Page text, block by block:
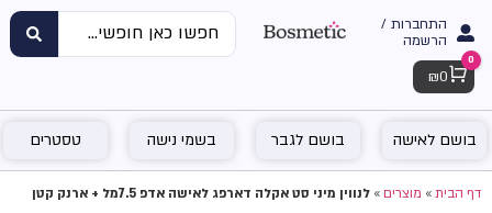
התחברות /
הרשמה
Cart
0
₪ 0
בושם לאישה בושם לגבר בשמי נישה טסטרים
דף הבית»מוצרים»לנווין מיני סט אקלה דארפג לאישה אדפ 7.5מל + ארנק קטן